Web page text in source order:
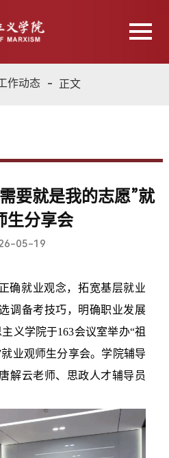
作动态 正文
要就是我的志愿”就
生分享会
05-19
确就业观念，拓宽基层就业
调备考技巧，明确职业发展
义学院于163会议室举办“祖
业观师生分享会。学院辅导
解云老师、思政人才辅导员